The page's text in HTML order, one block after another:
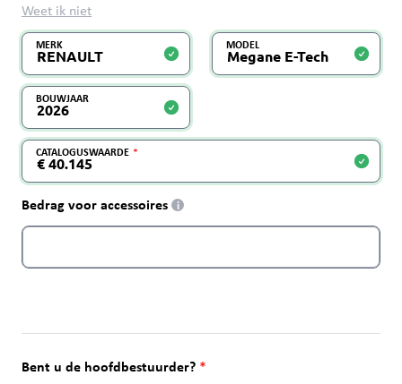
Weet ik niet
MERK MODEL
BOUWJAAR
CATALOGUSWAARDE
Bedrag voor accessoires i
Bent u de hoofdbestuurder?